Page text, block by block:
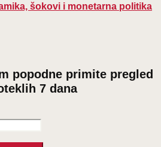
šokovi i monetarna politika
popodne primite pregled
7 dana